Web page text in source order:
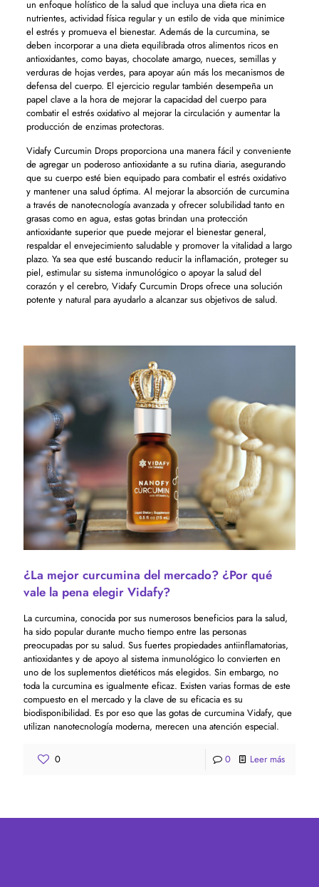
un enfoque holístico de la salud que incluya una dieta rica en
nutrientes, actividad física regular y un estilo de vida que minimice
el estrés y promueva el bienestar. Además de la curcumina, se
deben incorporar a una dieta equilibrada otros alimentos ricos en
antioxidantes, como bayas, chocolate amargo, nueces, semillas y
verduras de hojas verdes, para apoyar aún más los mecanismos de
defensa del cuerpo. El ejercicio regular también desempeña un
papel clave a la hora de mejorar la capacidad del cuerpo para
combatir el estrés oxidativo al mejorar la circulación y aumentar la
producción de enzimas protectoras.
Vidafy Curcumin Drops proporciona una manera fácil y conveniente
de agregar un poderoso antioxidante a su rutina diaria, asegurando
que su cuerpo esté bien equipado para combatir el estrés oxidativo
y mantener una salud óptima. Al mejorar la absorción de curcumina
a través de nanotecnología avanzada y ofrecer solubilidad tanto en
grasas como en agua, estas gotas brindan una protección
antioxidante superior que puede mejorar el bienestar general,
respaldar el envejecimiento saludable y promover la vitalidad a largo
plazo. Ya sea que esté buscando reducir la inflamación, proteger su
piel, estimular su sistema inmunológico o apoyar la salud del
corazón y el cerebro, Vidafy Curcumin Drops ofrece una solución
potente y natural para ayudarlo a alcanzar sus objetivos de salud.
¿La mejor curcumina del mercado? ¿Por qué
vale la pena elegir Vidafy?
La curcumina, conocida por sus numerosos beneficios para la salud,
ha sido popular durante mucho tiempo entre las personas
preocupadas por su salud. Sus fuertes propiedades antiinflamatorias,
antioxidantes y de apoyo al sistema inmunológico lo convierten en
uno de los suplementos dietéticos más elegidos. Sin embargo, no
toda la curcumina es igualmente eficaz. Existen varias formas de este
compuesto en el mercado y la clave de su eficacia es su
biodisponibilidad. Es por eso que las gotas de curcumina Vidafy, que
utilizan nanotecnología moderna, merecen una atención especial.
0 0 Leer más